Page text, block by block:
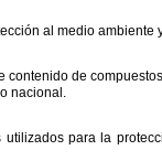
al medio ambiente
contenido de compuestos
nacional.
utilizados para la